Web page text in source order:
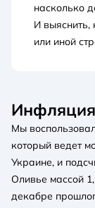
насколько
И выяснить,
или иной
Мы
который ведет
Украине, и
Оливье массой
декабре